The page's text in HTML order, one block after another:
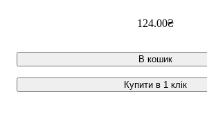
124.00₴
В кошик
Купити в 1 клік